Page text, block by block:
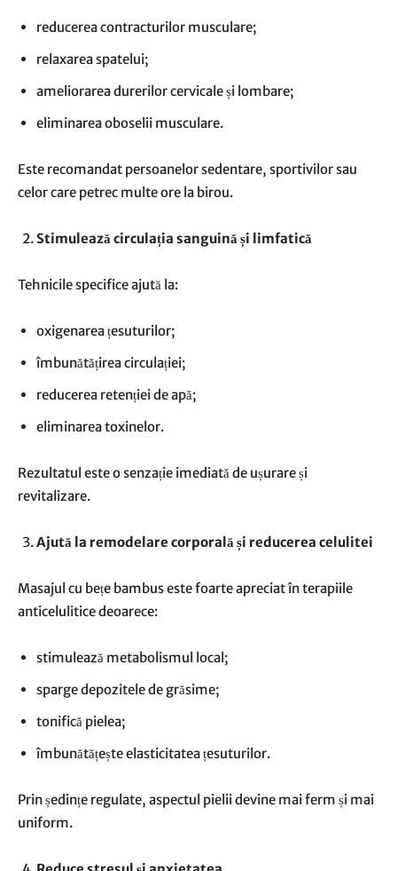
reducerea contracturilor musculare;
relaxarea spatelui;
ameliorarea durerilor cervicale și lombare;
eliminarea oboselii musculare.
Este recomandat persoanelor sedentare, sportivilor sau
celor care petrec multe ore la birou.
Stimulează circulația sanguină și limfatică
Tehnicile specifice ajută la:
oxigenarea țesuturilor;
îmbunătățirea circulației;
reducerea retenției de apă;
eliminarea toxinelor.
Rezultatul este o senzație imediată de ușurare și
revitalizare.
Ajută la remodelare corporală și reducerea celulitei
Masajul cu bețe bambus este foarte apreciat în terapiile
anticelulitice deoarece:
stimulează metabolismul local;
sparge depozitele de grăsime;
tonifică pielea;
îmbunătățește elasticitatea țesuturilor.
Prin ședințe regulate, aspectul pielii devine mai ferm și mai
uniform.